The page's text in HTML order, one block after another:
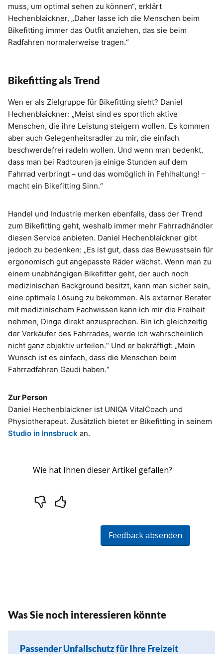
muss, um optimal sehen zu können“, erklärt
Hechenblaickner, „Daher lasse ich die Menschen beim
Bikefitting immer das Outfit anziehen, das sie beim
Radfahren normalerweise tragen.“
Bikefitting als Trend
Wen er als Zielgruppe für Bikefitting sieht? Daniel
Hechenblaickner: „Meist sind es sportlich aktive
Menschen, die ihre Leistung steigern wollen. Es kommen
aber auch Gelegenheitsradler zu mir, die einfach
beschwerdefrei radeln wollen. Und wenn man bedenkt,
dass man bei Radtouren ja einige Stunden auf dem
Fahrrad verbringt – und das womöglich in Fehlhaltung! –
macht ein Bikefitting Sinn.“
Handel und Industrie merken ebenfalls, dass der Trend
zum Bikefitting geht, weshalb immer mehr Fahrradhändler
diesen Service anbieten. Daniel Hechenblaickner gibt
jedoch zu bedenken: „Es ist gut, dass das Bewusstsein für
ergonomisch gut angepasste Räder wächst. Wenn man zu
einem unabhängigen Bikefitter geht, der auch noch
medizinischen Background besitzt, kann man sicher sein,
eine optimale Lösung zu bekommen. Als externer Berater
mit medizinischem Fachwissen kann ich mir die Freiheit
nehmen, Dinge direkt anzusprechen. Bin ich gleichzeitig
der Verkäufer des Fahrrades, werde ich wahrscheinlich
nicht ganz objektiv urteilen.“ Und er bekräftigt: „Mein
Wunsch ist es einfach, dass die Menschen beim
Fahrradfahren Gaudi haben.“
Zur Person
Daniel Hechenblaickner ist UNIQA VitalCoach und
Physiotherapeut. Zusätzlich bietet er Bikefitting in seinem
Studio in Innsbruck an.
Was Sie noch interessieren könnte
Passender Unfallschutz für Ihre Freizeit